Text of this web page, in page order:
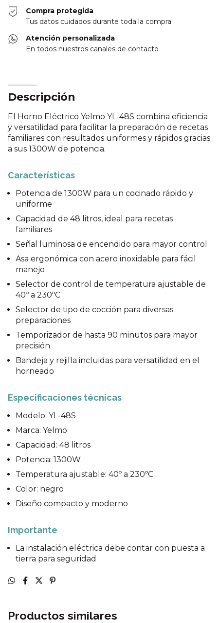
Compra protegida
Tus datos cuidados durante toda la compra.
Atención personalizada
En todos nuestros canales de contacto
Descripción
El Horno Eléctrico Yelmo YL-48S combina eficiencia
y versatilidad para facilitar la preparación de recetas
familiares con resultados uniformes y rápidos gracias
a sus 1300W de potencia.
Características
Potencia de 1300W para un cocinado rápido y
uniforme
Capacidad de 48 litros, ideal para recetas
familiares
Señal luminosa de encendido para mayor control
Asa ergonómica con acero inoxidable para fácil
manejo
Selector de control de temperatura ajustable de
40º a 230ºC
Selector de tipo de cocción para diversas
preparaciones
Temporizador de hasta 90 minutos para mayor
precisión
Bandeja y rejilla incluidas para versatilidad en el
horneado
Especificaciones técnicas
Modelo: YL-48S
Marca: Yelmo
Capacidad: 48 litros
Potencia: 1300W
Temperatura ajustable: 40º a 230ºC
Color: negro
Diseño compacto y moderno
Importante
La instalación eléctrica debe contar con puesta a
tierra para seguridad
Productos similares